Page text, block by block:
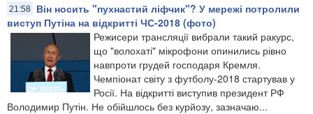
21:58
Він носить "пухнастий ліфчик"? У мережі потролили
виступ Путіна на відкритті ЧС-2018 (фото)
Режисери трансляції вибрали такий ракурс,
що "волохаті" мікрофони опинились рівно
навпроти грудей господаря Кремля.
Чемпіонат світу з футболу-2018 стартував у
Росії. На відкритті виступив президент РФ
Володимир Путін. Не обійшлось без курйозу, зазначаю...